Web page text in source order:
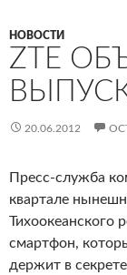
НОВОСТИ
ZTE
20.06.2012
Пресс-служба
квартале
Тихоокеанского
смартфон,
держит в